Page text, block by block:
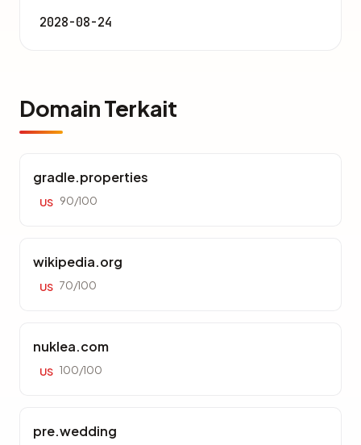
2028-08-24
Domain Terkait
gradle.properties
US 90/100
wikipedia.org
US 70/100
nuklea.com
US 100/100
pre.wedding